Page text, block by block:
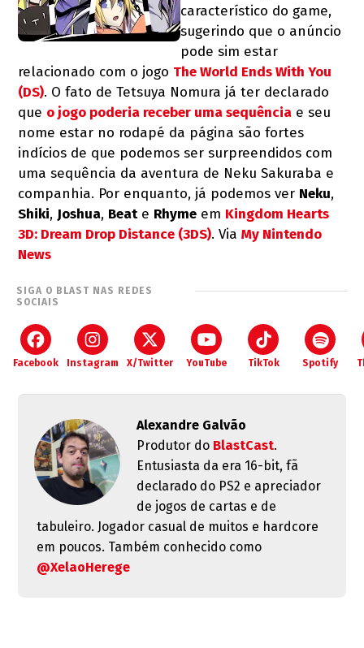
característico do game,
sugerindo que o anúncio
pode sim estar
relacionado com o jogo The World Ends With You
(DS). O fato de Tetsuya Nomura já ter declarado
que o jogo poderia receber uma sequência e seu
nome estar no rodapé da página são fortes
indícios de que podemos ser surpreendidos com
uma sequência da aventura de Neku Sakuraba e
companhia. Por enquanto, já podemos ver Neku,
Shiki, Joshua, Beate Rhyme em Kingdom Hearts
3D: Dream Drop Distance (3DS). ViaMy Nintendo
News
SIGA O BLAST NAS REDES
SOCIAIS
Facebook Instagram X/Twitter YouTube TikTok Spotify
Alexandre Galvão
Produtor do BlastCast.
Entusiasta da era 16-bit, fã
declarado do PS2 e apreciador
de jogos de cartas e de
tabuleiro. Jogador casual de muitos e hardcore
em poucos. Também conhecido como
@XelaoHerege